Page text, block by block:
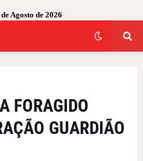
Agosto de 2026
FORAGIDO
GUARDIÃO